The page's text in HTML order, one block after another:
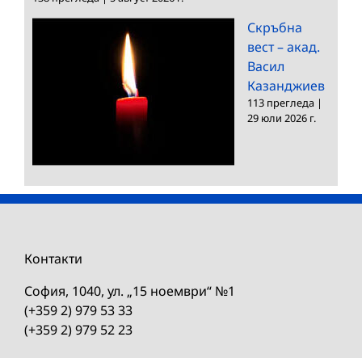
Скръбна
вест – акад.
Васил
Казанджиев
113 прегледа |
29 юли 2026 г.
Контакти
София, 1040, ул. „15 ноември“ №1
(+359 2) 979 53 33
(+359 2) 979 52 23